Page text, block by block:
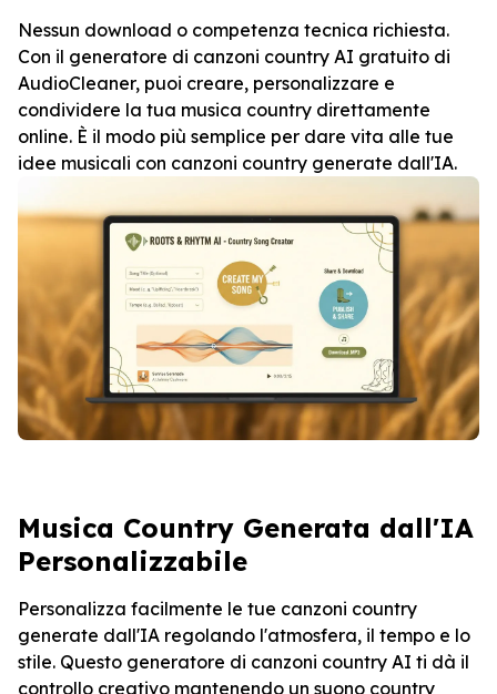
Nessun download o competenza tecnica richiesta.
Con il generatore di canzoni country AI gratuito di
AudioCleaner, puoi creare, personalizzare e
condividere la tua musica country direttamente
online. È il modo più semplice per dare vita alle tue
idee musicali con canzoni country generate dall'IA.
Musica Country Generata dall'IA
Personalizzabile
Personalizza facilmente le tue canzoni country
generate dall'IA regolando l'atmosfera, il tempo e lo
stile. Questo generatore di canzoni country AI ti dà il
controllo creativo mantenendo un suono country